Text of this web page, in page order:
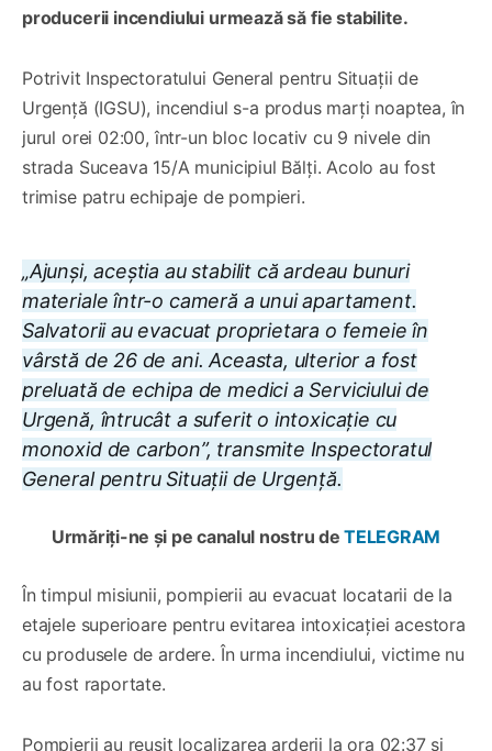
producerii incendiului urmează să fie stabilite.
Potrivit Inspectoratului General pentru Situații de
Urgență (IGSU), incendiul s-a produs marți noaptea, în
jurul orei 02:00, într-un bloc locativ cu 9 nivele din
strada Suceava 15/A municipiul Bălți. Acolo au fost
trimise patru echipaje de pompieri.
„Ajunși, aceștia au stabilit că ardeau bunuri
materiale într-o cameră a unui apartament.
Salvatorii au evacuat proprietara o femeie în
vârstă de 26 de ani. Aceasta, ulterior a fost
preluată de echipa de medici a Serviciului de
Urgenă, întrucât a suferit o intoxicație cu
monoxid de carbon”, transmite Inspectoratul
General pentru Situații de Urgență.
Urmăriți-ne și pe canalul nostru deTELEGRAM
În timpul misiunii, pompierii au evacuat locatarii de la
etajele superioare pentru evitarea intoxicației acestora
cu produsele de ardere. În urma incendiului, victime nu
au fost raportate.
Pompierii au reușit localizarea arderii la ora 02:37 și